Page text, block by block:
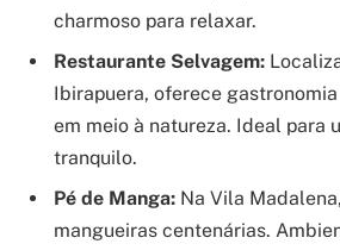
charmoso para relaxar.
Restaurante Selvagem:
Ibirapuera, oferece
em meio à natureza. Ideal para
tranquilo.
Pé de Manga: Na Vila
mangueiras centenárias.